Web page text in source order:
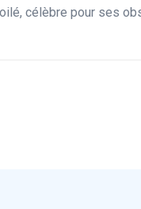
célèbre pour ses